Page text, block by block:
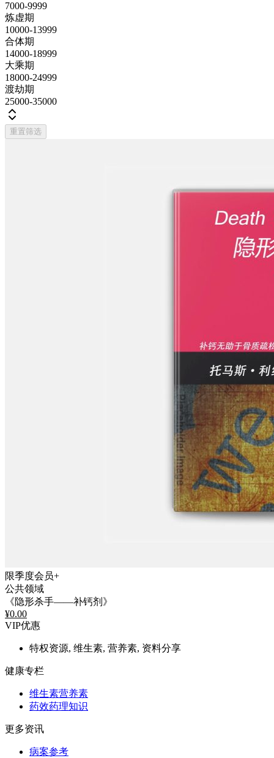
7000-9999
炼虚期
10000-13999
合体期
14000-18999
大乘期
18000-24999
渡劫期
25000-35000
重置筛选
限季度会员+
公共领域
《隐形杀手——补钙剂》
¥0.00
VIP优惠
特权资源, 维生素, 营养素, 资料分享
健康专栏
维生素营养素
药效药理知识
更多资讯
病案参考